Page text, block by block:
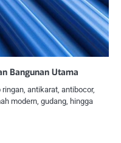
Bangunan Utama
antikarat, antibocor,
modern, gudang, hingga